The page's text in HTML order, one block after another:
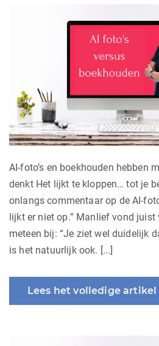
AI-foto’s en boekhouden hebben
denkt Het lijkt te kloppen… tot je
onlangs commentaar op de AI-
lijkt er niet op.” Manlief vond juist
meteen bij: “Je ziet wel duidelijk
is het natuurlijk ook. [...]
Lees het volledige artikel